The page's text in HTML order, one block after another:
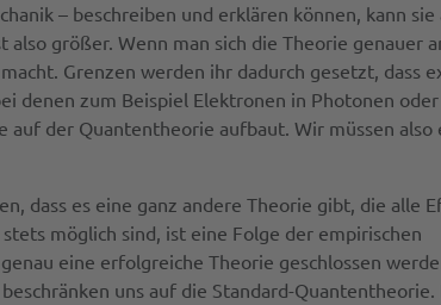
– beschreiben und erklären können, kann sie
größer. Wenn man sich die Theorie genauer
Grenzen werden ihr dadurch gesetzt, dass
denen zum Beispiel Elektronen in Photonen
der Quantentheorie aufbaut. Wir müssen also
dass es eine ganz andere Theorie gibt, die alle
möglich sind, ist eine Folge der empirischen
eine erfolgreiche Theorie geschlossen
uns auf die Standard-Quantentheorie.